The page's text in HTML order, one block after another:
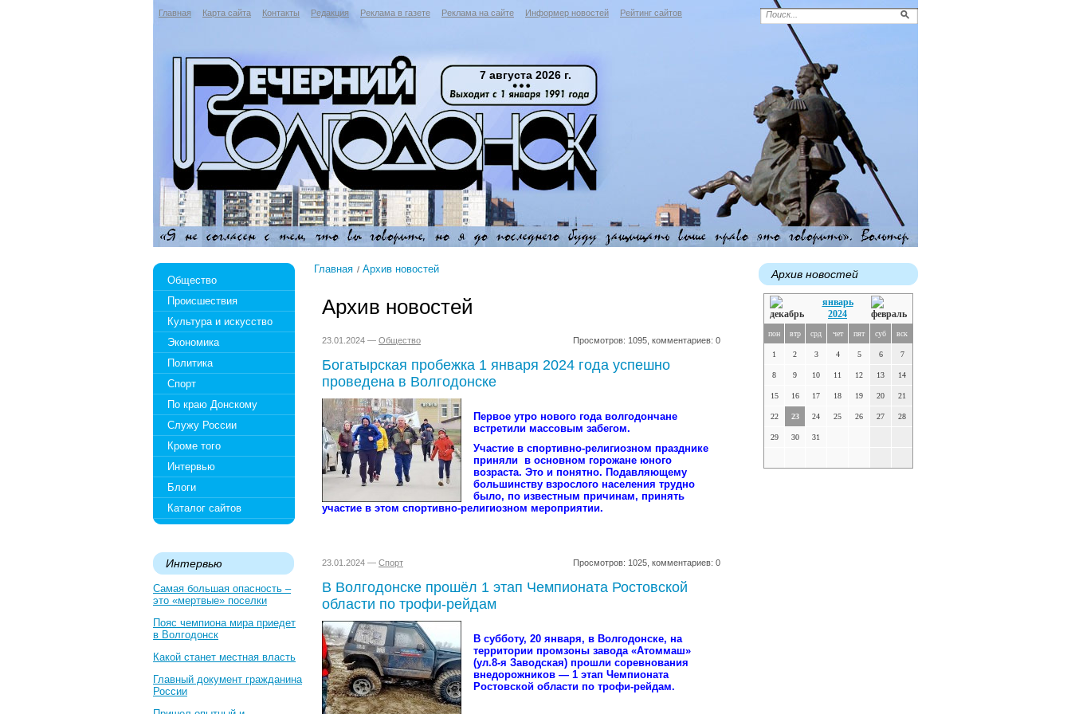
Главная Карта сайта Контакты Редакция Реклама в газете Реклама на сайте Информер новостей Рейтинг сайтов
7 августа 2026 г.
Общество
Происшествия
Культура и искусство
Экономика
Политика
Спорт
По краю Донскому
Служу России
Кроме того
Интервью
Блоги
Каталог сайтов
Интервью
Самая большая опасность –
это «мертвые» поселки
Пояс чемпиона мира приедет
в Волгодонск
Какой станет местная власть
Главный документ гражданина
России
Главная Архив новостей
Архив новостей
23.01.2024 — Общество Просмотров: 1095, комментариев: 0
Богатырская пробежка 1 января 2024 года успешно
проведена в Волгодонске
Первое утро нового года волгодончане
встретили массовым забегом.
Участие в спортивно-религиозном празднике
приняли в основном горожане юного
возраста. Это и понятно. Подавляющему
большинству взрослого населения трудно
было, по известным причинам, принять
участие в этом спортивно-религиозном мероприятии.
23.01.2024 — Спорт Просмотров: 1025, комментариев: 0
В Волгодонске прошёл 1 этап Чемпионата Ростовской
области по трофи-рейдам
В субботу, 20 января, в Волгодонске, на
территории промзоны завода «Атоммаш»
(ул.8-я Заводская) прошли соревнования
внедорожников — 1 этап Чемпионата
Ростовской области по трофи-рейдам.
Архив новостей
январь
2024
пон втр срд чет пят суб вск
1 2 3 4 5 6 7
8 9 10 11 12 13 14
15 16 17 18 19 20 21
22 23 24 25 26 27 28
29 30 31